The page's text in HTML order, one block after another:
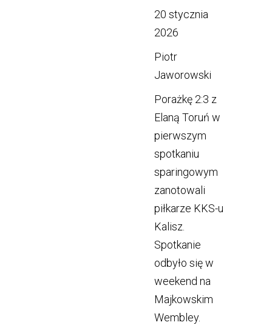
20 stycznia
2026
Piotr
Jaworowski
Porażkę 2:3 z
Elaną Toruń w
pierwszym
spotkaniu
sparingowym
zanotowali
piłkarze KKS-u
Kalisz.
Spotkanie
odbyło się w
weekend na
Majkowskim
Wembley.